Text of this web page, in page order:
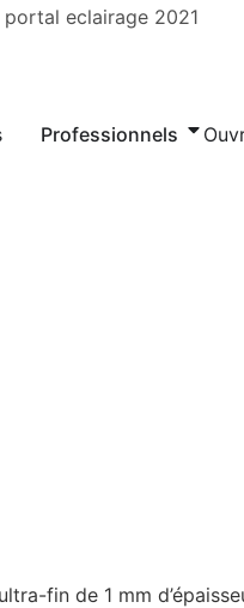
Professionnels
fin de 1 mm